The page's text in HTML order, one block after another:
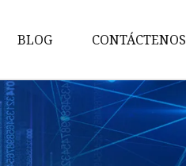
BLOG CONTÁCTENOS